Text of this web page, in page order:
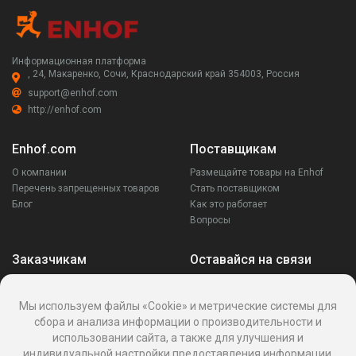
Информационная платформа
, 24, Макаренко, Сочи, Краснодарский край 354003, Россия
support@enhof.com
http://enhof.com
Enhof.com
О компании
Перечень запрещенных товаров
Блог
Поставщикам
Размещайте товары на Enhof
Стать поставщиком
Как это работает
Вопросы
Заказчикам
Написать поставщику
Оставайся на связи
Мы используем файлы «Cookie» и метрические системы для
сбора и анализа информации о производительности и
использовании сайта, а также для улучшения и